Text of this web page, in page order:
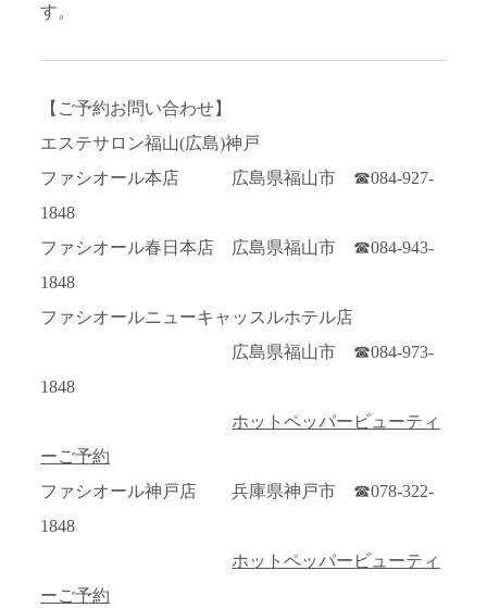
す。
【ご予約お問い合わせ】
エステサロン福山(広島)神戸
ファシオール本店 広島県福山市 ☎084-927-
1848
ファシオール春日本店 広島県福山市 ☎084-943-
1848
ファシオールニューキャッスルホテル店
広島県福山市 ☎084-973-
1848
ホットペッパービューティ
ーご予約
ファシオール神戸店 兵庫県神戸市 ☎078-322-
1848
ホットペッパービューティ
ーご予約